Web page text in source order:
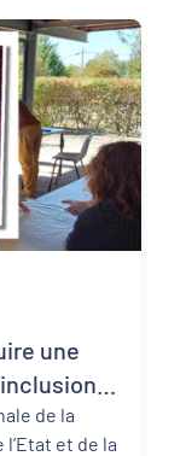
une
de la
et de la